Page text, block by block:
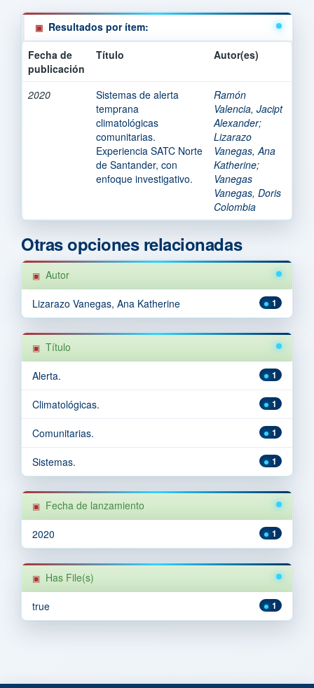
Resultados por ítem:
Fecha de
publicación
Título Autor(es)
2020
Sistemas de alerta
temprana
climatológicas
comunitarias.
Experiencia SATC Norte
de Santander, con
enfoque investigativo.
Ramón
Valencia, Jacipt
Alexander;
Lizarazo
Vanegas, Ana
Katherine;
Vanegas
Vanegas, Doris
Colombia
Otras opciones relacionadas
Autor
1
Lizarazo Vanegas, Ana Katherine
Título
1
Alerta.
1
Climatológicas.
1
Comunitarias.
1
Sistemas.
Fecha de lanzamiento
1
2020
Has File(s)
1
true